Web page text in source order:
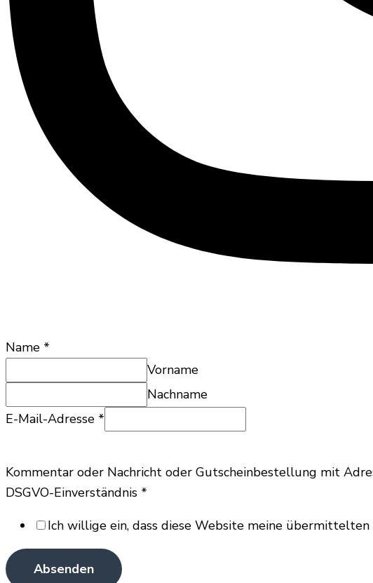
Name *
Vorname
Nachname
E-Mail-Adresse *
Kommentar oder Nachricht oder Gutscheinbestellung mit
E-
Adresse
oder
Kommentar
DSGVO-Einverständnis *
Ich willige ein, dass diese Website meine
Absenden